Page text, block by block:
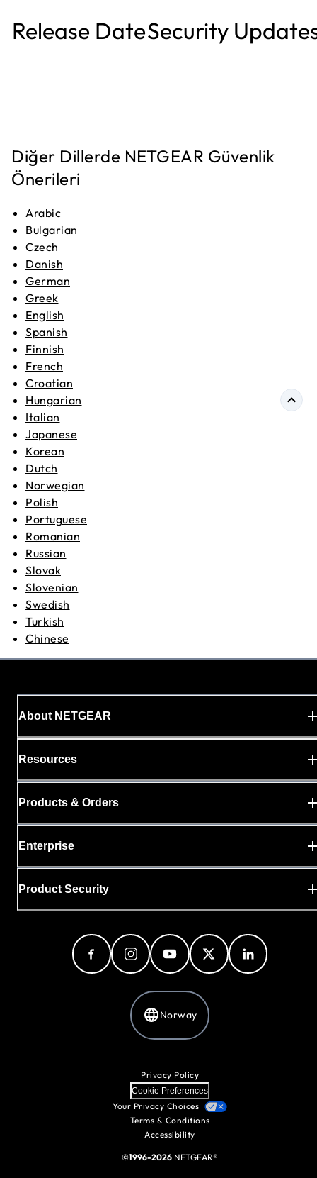
Release DateSecurity
Diğer Dillerde NETGEAR Güvenlik
Önerileri
Arabic
Bulgarian
Czech
Danish
German
Greek
English
Spanish
Finnish
French
Croatian
Hungarian
Italian
Japanese
Korean
Dutch
Norwegian
Polish
Portuguese
Romanian
Russian
Slovak
Slovenian
Swedish
Turkish
Chinese
About NETGEAR
Resources
Products & Orders
Enterprise
Product Security
Norway
Privacy Policy
Cookie Preferences
Your Privacy Choices
Terms & Conditions
Accessibility
©1996-2026 NETGEAR®